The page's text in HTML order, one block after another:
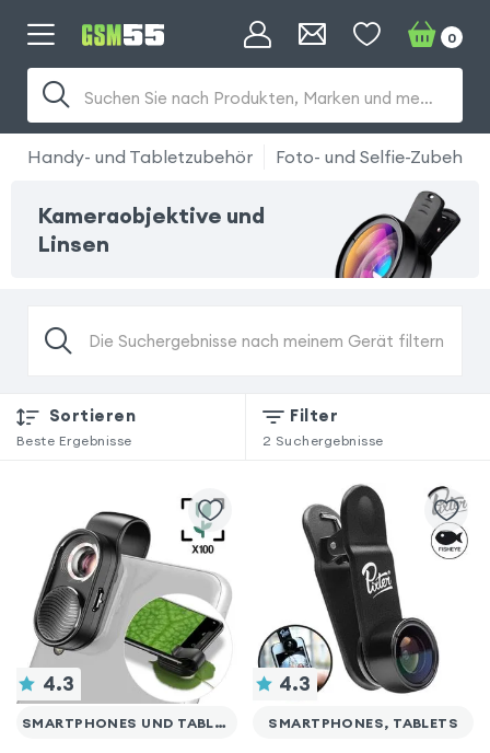
Suchen Sie nach Produkten, Marken und mehr...
0
Handy- und Tabletzubehör Foto- und Selfie-Zubehör
Kameraobjektive und
Linsen
Die Suchergebnisse nach meinem Gerät filtern
Sortieren
Beste Ergebnisse
Filter
2 Suchergebnisse
4.3
SMARTPHONES UND TABLETS
4.3
SMARTPHONES, TABLETS